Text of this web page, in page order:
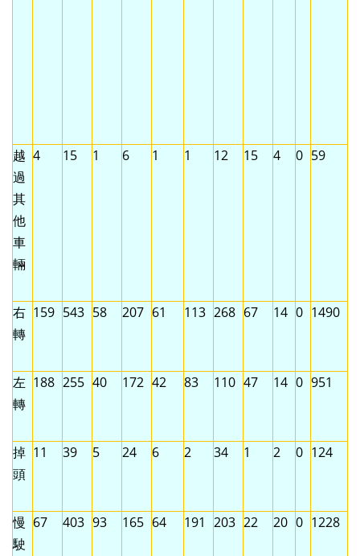
越
過
其
他
車
輛
4 15 1 6 1 1 12 15 4 0 59
右
轉
159 543 58 207 61 113 268 67 14 0 1490
左
轉
188 255 40 172 42 83 110 47 14 0 951
掉
頭
11 39 5 24 6 2 34 1 2 0 124
慢
駛
67 403 93 165 64 191 203 22 20 0 1228